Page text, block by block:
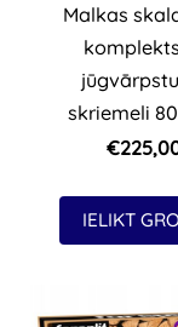
Malkas
skriemeli
IELIKT